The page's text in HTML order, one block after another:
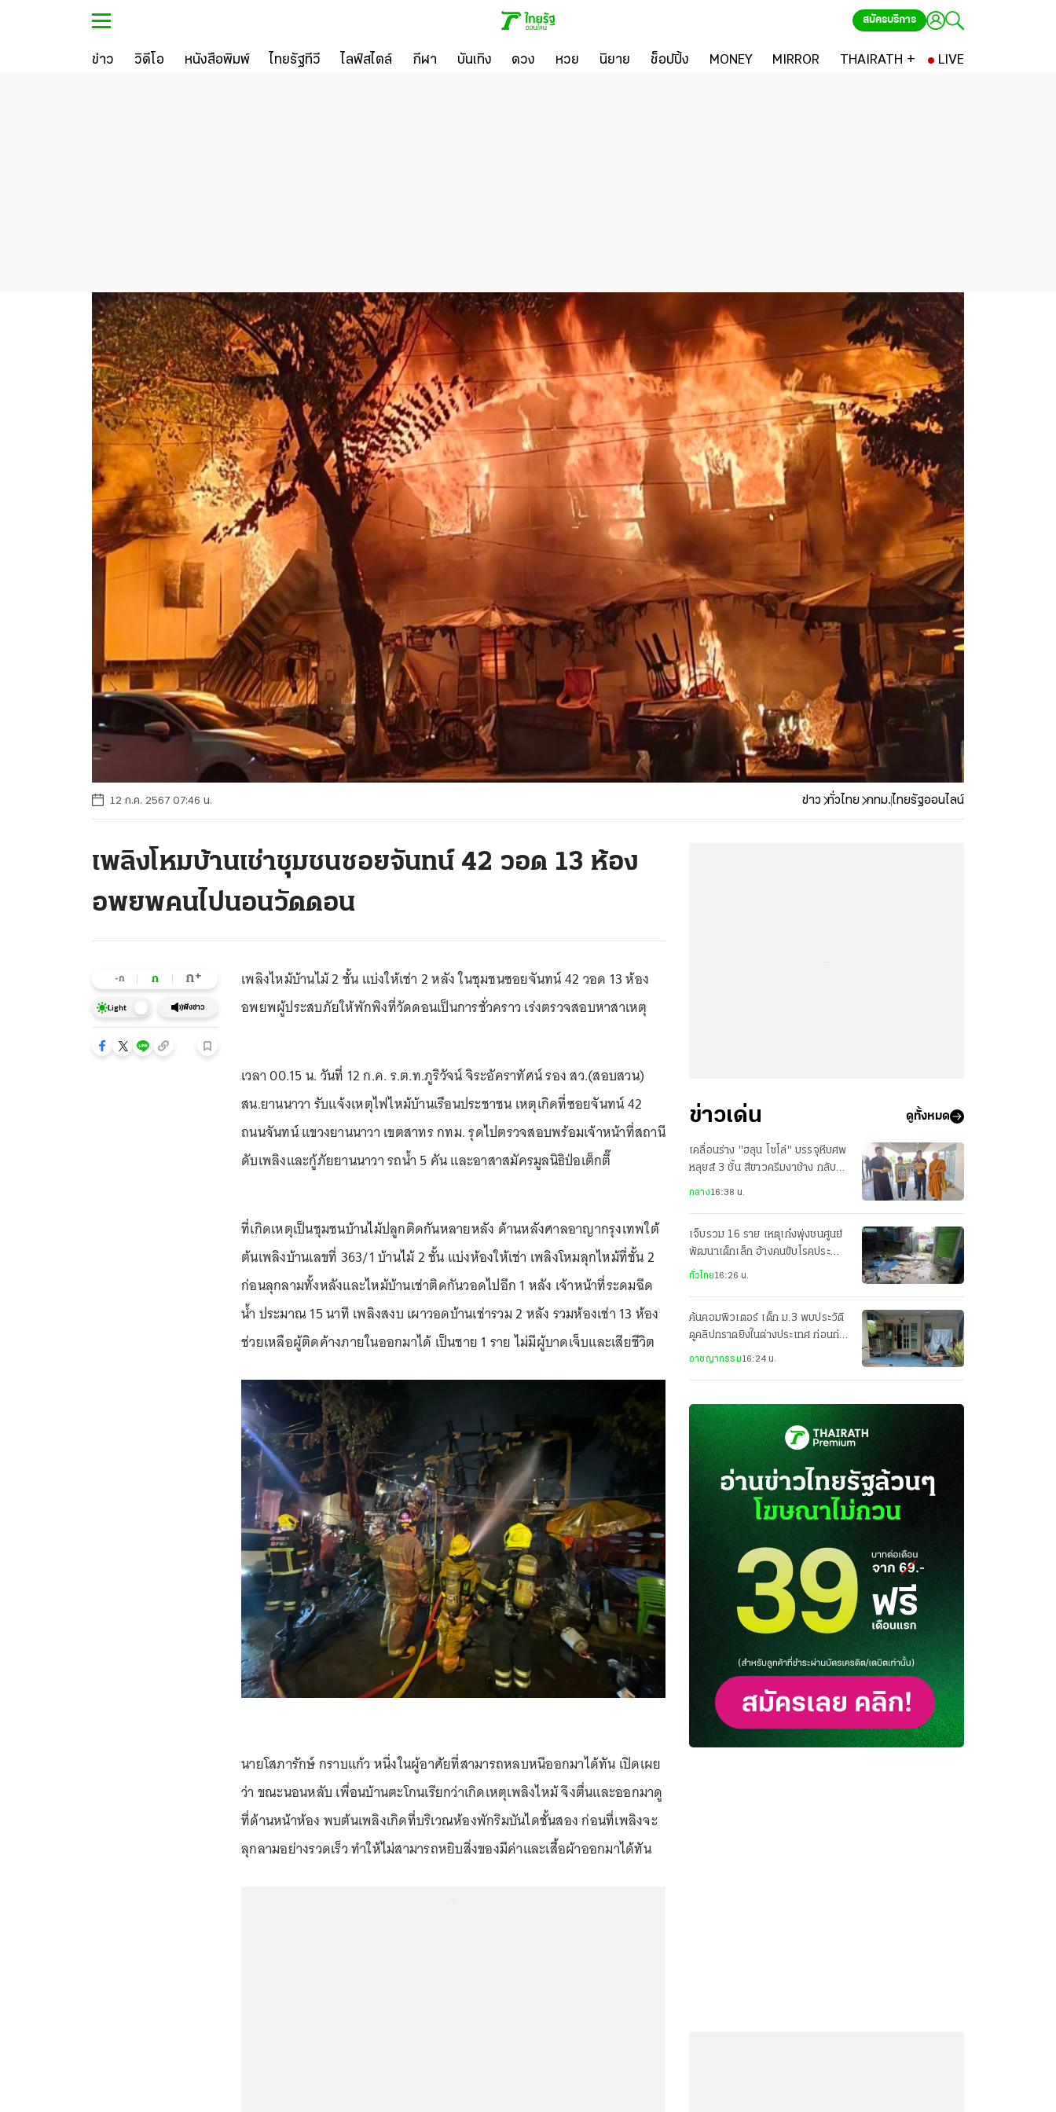
สมัครบริการ
ข่าว วิดีโอ หนังสือพิมพ์ ไทยรัฐทีวี ไลฟ์สไตล์ กีฬา บันเทิง ดวง หวย นิยาย ช็อปปิ้ง MONEY MIRROR THAIRATH + LIVE
12 ก.ค. 2567 07:46 น. ข่าว ทั่วไทย กทม.ไทยรัฐออนไลน์
เพลิงโหมบ้านเช่าชุมชนซอยจันทน์ 42 วอด 13 ห้อง
อพยพคนไปนอนวัดดอน
-ก ก ก+
Light ฟังข่าว
เพลิงไหม้บ้านไม้ 2 ชั้น แบ่งให้เช่า 2 หลัง ในชุมชนซอยจันทน์ 42 วอด 13 ห้อง
อพยพผู้ประสบภัยให้พักพิงที่วัดดอนเป็นการชั่วคราว เร่งตรวจสอบหาสาเหตุ
เวลา 00.15 น. วันที่ 12 ก.ค. ร.ต.ท.ภูริวัจน์ จิระอัคราทัศน์ รอง สว.(สอบสวน)
สน.ยานนาวา รับแจ้งเหตุไฟไหม้บ้านเรือนประชาชน เหตุเกิดที่ซอยจันทน์ 42
ถนนจันทน์ แขวงยานนาวา เขตสาทร กทม. รุดไปตรวจสอบพร้อมเจ้าหน้าที่สถานี
ดับเพลิงและกู้ภัยยานนาวา รถน้ำ 5 คัน และอาสาสมัครมูลนิธิป่อเต็กตึ๊
ที่เกิดเหตุเป็นชุมชนบ้านไม้ปลูกติดกันหลายหลัง ด้านหลังศาลอาญากรุงเทพใต้
ต้นเพลิงบ้านเลขที่ 363/1 บ้านไม้ 2 ชั้น แบ่งห้องให้เช่า เพลิงโหมลุกไหม้ที่ชั้น 2
ก่อนลุกลามทั้งหลังและไหม้บ้านเช่าติดกันวอดไปอีก 1 หลัง เจ้าหน้าที่ระดมฉีด
น้ำ ประมาณ 15 นาที เพลิงสงบ เผาวอดบ้านเช่ารวม 2 หลัง รวมห้องเช่า 13 ห้อง
ช่วยเหลือผู้ติดค้างภายในออกมาได้ เป็นชาย 1 ราย ไม่มีผู้บาดเจ็บและเสียชีวิต
นายโสภารักษ์ กราบแก้ว หนึ่งในผู้อาศัยที่สามารถหลบหนีออกมาได้ทัน เปิดเผย
ว่า ขณะนอนหลับ เพื่อนบ้านตะโกนเรียกว่าเกิดเหตุเพลิงไหม้ จึงตื่นและออกมาดู
ที่ด้านหน้าห้อง พบต้นเพลิงเกิดที่บริเวณห้องพักริมบันไดชั้นสอง ก่อนที่เพลิงจะ
ลุกลามอย่างรวดเร็ว ทำให้ไม่สามารถหยิบสิ่งของมีค่าและเสื้อผ้าออกมาได้ทัน
ข่าวเด่น ดูทั้งหมด
เคลื่อนร่าง "ฮลุน โซโล่" บรรจุหีบศพ
หลุยส์ 3 ชั้น สีขาวครีมงาช้าง กลับ
กลาง16:38 น.
เจ็บรวม 16 ราย เหตุเก๋งพุ่งชนศูนย์
พัฒนาเด็กเล็ก อ้างคนขับโรคประจำ
ตัวกำเริบ
ทั่วไทย16:26 น.
ค้นคอมพิวเตอร์ เด็ก ม.3 พบประวัติ
ดูคลิปกราดยิงในต่างประเทศ ก่อนก่อ
อาชญากรรม16:24 น.